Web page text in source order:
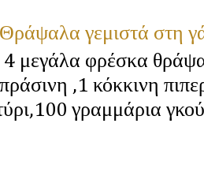
Θράψαλα γεμιστά στη
4 μεγάλα φρέσκα
πράσινη ,1 κόκκινη
γραμμάρια